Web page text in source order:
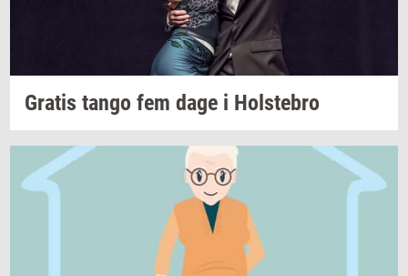
Gra­tis tango fem dage i Holste­bro